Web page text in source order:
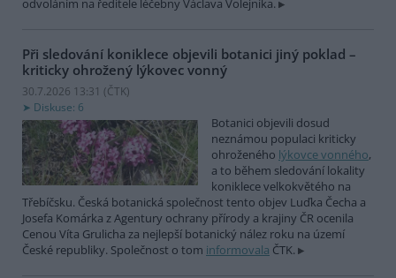
odvoláním na ředitele léčebny Václava Volejníka.
Při sledování koniklece objevili botanici jiný poklad –
kriticky ohrožený lýkovec vonný
30.7.2026 13:31 (ČTK)
Diskuse: 6
Botanici objevili dosud
neznámou populaci kriticky
ohroženého lýkovce vonného,
a to během sledování lokality
koniklece velkokvětého na
Třebíčsku. Česká botanická společnost tento objev Luďka Čecha a
Josefa Komárka z Agentury ochrany přírody a krajiny ČR ocenila
Cenou Víta Grulicha za nejlepší botanický nález roku na území
České republiky. Společnost o tom informovala ČTK.